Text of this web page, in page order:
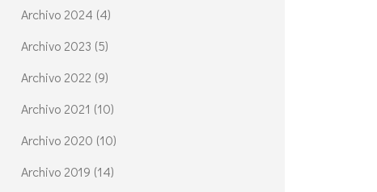
Archivo 2024 (4)
Archivo 2023 (5)
Archivo 2022 (9)
Archivo 2021 (10)
Archivo 2020 (10)
Archivo 2019 (14)